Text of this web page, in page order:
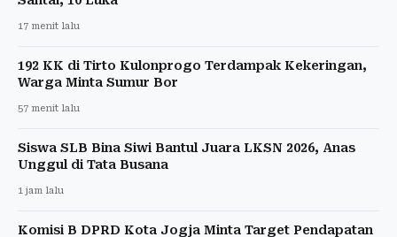
17 menit lalu
192 KK di Tirto Kulonprogo Terdampak Kekeringan,
Warga Minta Sumur Bor
57 menit lalu
Siswa SLB Bina Siwi Bantul Juara LKSN 2026, Anas
Unggul di Tata Busana
1 jam lalu
Komisi B DPRD Kota Jogja Minta Target Pendapatan